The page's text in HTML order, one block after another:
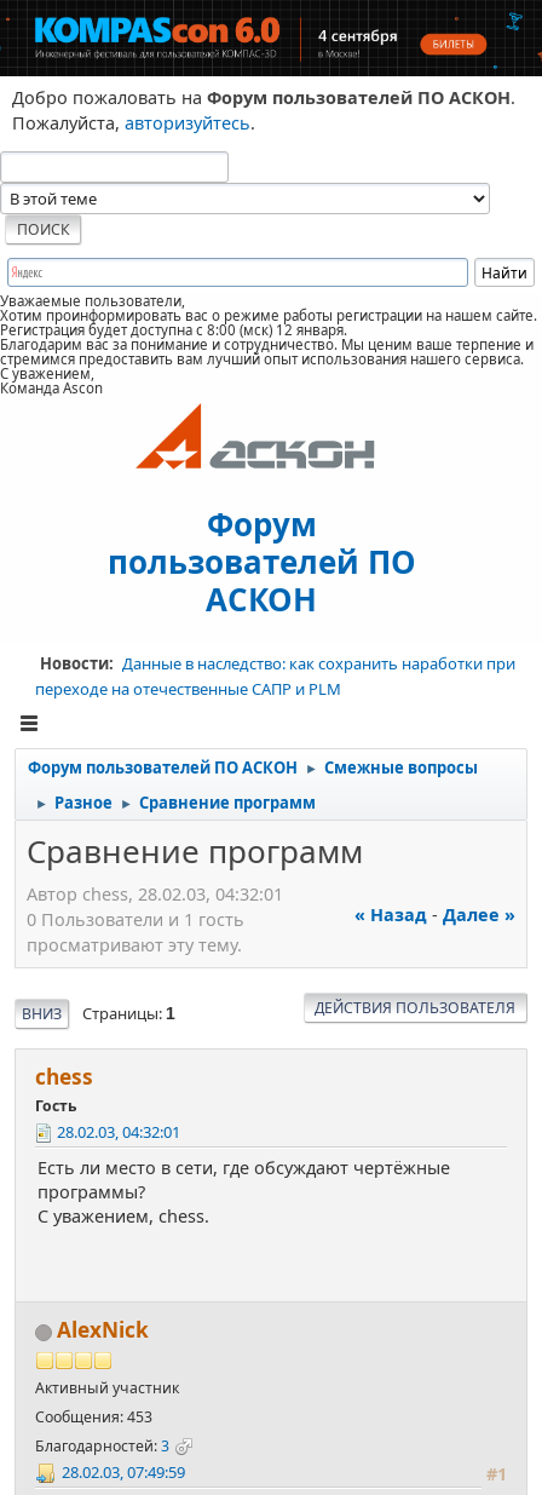
Добро пожаловать на Форум пользователей ПО АСКОН.
Пожалуйста, авторизуйтесь.
Уважаемые пользователи,
Хотим проинформировать вас о режиме работы регистрации на нашем сайте.
Регистрация будет доступна с 8:00 (мск) 12 января.
Благодарим вас за понимание и сотрудничество. Мы ценим ваше терпение и
стремимся предоставить вам лучший опыт использования нашего сервиса.
С уважением,
Команда Ascon
Форум
пользователей ПО
АСКОН
Новости: Данные в наследство: как сохранить наработки при
переходе на отечественные САПР и PLM
Форум пользователей ПО АСКОН ► Смежные вопросы
► Разное ► Сравнение программ
Сравнение программ
Автор chess, 28.02.03, 04:32:01
« Назад - Далее »
0 Пользователи и 1 гость
просматривают эту тему.
ВНИЗ Страницы 1 ДЕЙСТВИЯ ПОЛЬЗОВАТЕЛЯ
chess
Гость
28.02.03, 04:32:01
Есть ли место в сети, где обсуждают чертёжные
программы?
С уважением, chess.
AlexNick
Активный участник
Сообщения: 453
Благодарностей:3
#1
28.02.03, 07:49:59